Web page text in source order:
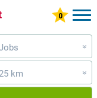
»
25 km »